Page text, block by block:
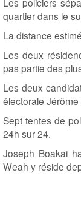
quartier dans le
La distance
Les deux
pas partie des
Les deux
électorale
Sept tentes de
24h sur 24.
Joseph Boakai
Weah y réside